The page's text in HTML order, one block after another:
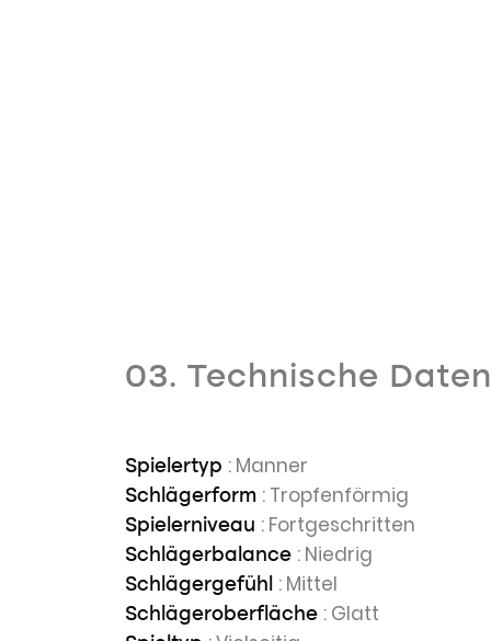
03. Technische Daten
Spielertyp : Manner
Schlägerform : Tropfenförmig
Spielerniveau : Fortgeschritten
Schlägerbalance : Niedrig
Schlägergefühl : Mittel
Schlägeroberfläche : Glatt